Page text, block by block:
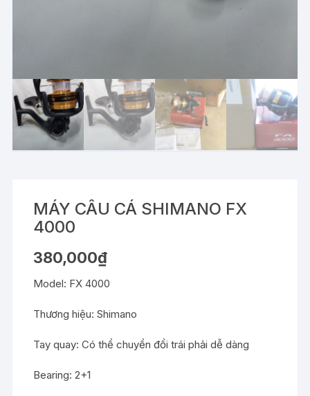
MÁY CÂU CÁ SHIMANO FX
4000
380,000₫
Model: FX 4000
Thương hiệu: Shimano
Tay quay: Có thể chuyển đổi trái phải dễ dàng
Bearing: 2+1